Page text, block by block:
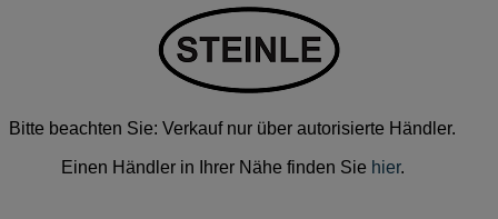
Bitte beachten Sie: Verkauf nur über autorisierte Händler.
Einen Händler in Ihrer Nähe finden Sie hier.